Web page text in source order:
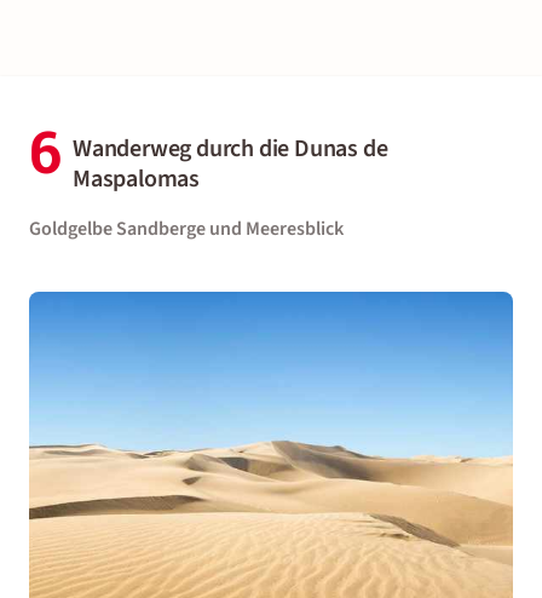
6 Wanderweg durch die Dunas de
Maspalomas
Goldgelbe Sandberge und Meeresblick